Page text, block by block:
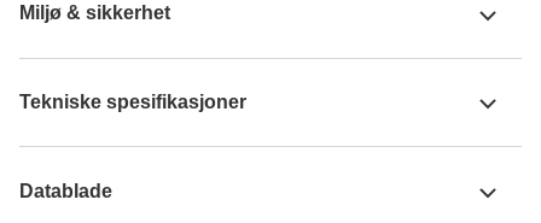
Miljø & sikkerhet
Tekniske spesifikasjoner
Datablade